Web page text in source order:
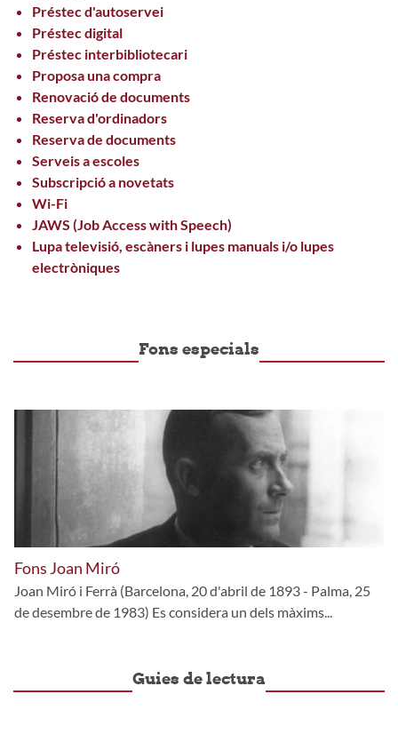
Préstec d'autoservei
Préstec digital
Préstec interbibliotecari
Proposa una compra
Renovació de documents
Reserva d'ordinadors
Reserva de documents
Serveis a escoles
Subscripció a novetats
Wi-Fi
JAWS (Job Access with Speech)
Lupa televisió, escàners i lupes manuals i/o lupes
electròniques
Fons especials
Fons Joan Miró
Joan Miró i Ferrà (Barcelona, 20 d'abril de 1893 - Palma, 25
de desembre de 1983) Es considera un dels màxims...
Guies de lectura